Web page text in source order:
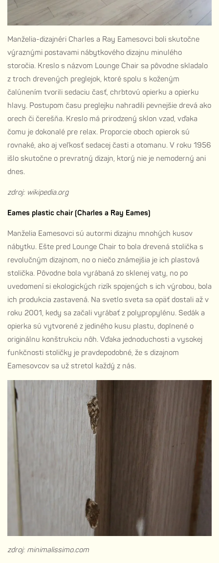
Manželia-dizajnéri Charles a Ray Eamesovci boli skutočne
výraznými postavami nábytkového dizajnu minulého
storočia. Kreslo s názvom Lounge Chair sa pôvodne skladalo
z troch drevených preglejok, ktoré spolu s koženým
čalúnením tvorili sedaciu časť, chrbtovú opierku a opierku
hlavy. Postupom času preglejku nahradili pevnejšie drevá ako
orech či čerešňa. Kreslo má prirodzený sklon vzad, vďaka
čomu je dokonalé pre relax. Proporcie oboch opierok sú
rovnaké, ako aj veľkosť sedacej časti a otomanu. V roku 1956
išlo skutočne o prevratný dizajn, ktorý nie je nemoderný ani
dnes.
zdroj: wikipedia.org
Eames plastic chair (Charles a Ray Eames)
Manželia Eamesovci sú autormi dizajnu mnohých kusov
nábytku. Ešte pred Lounge Chair to bola drevená stolička s
revolučným dizajnom, no o niečo známejšia je ich plastová
stolička. Pôvodne bola vyrábaná zo sklenej vaty, no po
uvedomení si ekologických rizík spojených s ich výrobou, bola
ich produkcia zastavená. Na svetlo sveta sa opäť dostali až v
roku 2001, kedy sa začali vyrábať z polypropylénu. Sedák a
opierka sú vytvorené z jediného kusu plastu, doplnené o
originálnu konštrukciu nôh. Vďaka jednoduchosti a vysokej
funkčnosti stoličky je pravdepodobné, že s dizajnom
Eamesovcov sa už stretol každý z nás.
zdroj: minimalissimo.com